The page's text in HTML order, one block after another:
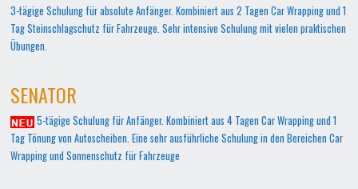
3-tägige Schulung für absolute Anfänger. Kombiniert aus 2 Tagen Car Wrapping und 1
Tag Steinschlagschutz für Fahrzeuge. Sehr intensive Schulung mit vielen praktischen
Übungen.
SENATOR
5-tägige Schulung für Anfänger. Kombiniert aus 4 Tagen Car Wrapping und 1
Tag Tönung von Autoscheiben. Eine sehr ausführliche Schulung in den Bereichen Car
Wrapping und Sonnenschutz für Fahrzeuge